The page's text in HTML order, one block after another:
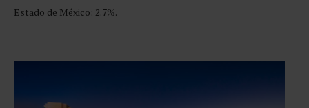
Estado de México: 2.7%.